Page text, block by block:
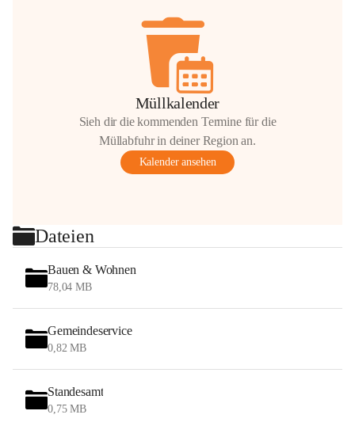
Müllkalender
Sieh dir die kommenden Termine für die
Müllabfuhr in deiner Region an.
Kalender ansehen
Dateien
Bauen & Wohnen
78,04 MB
Gemeindeservice
0,82 MB
Standesamt
0,75 MB